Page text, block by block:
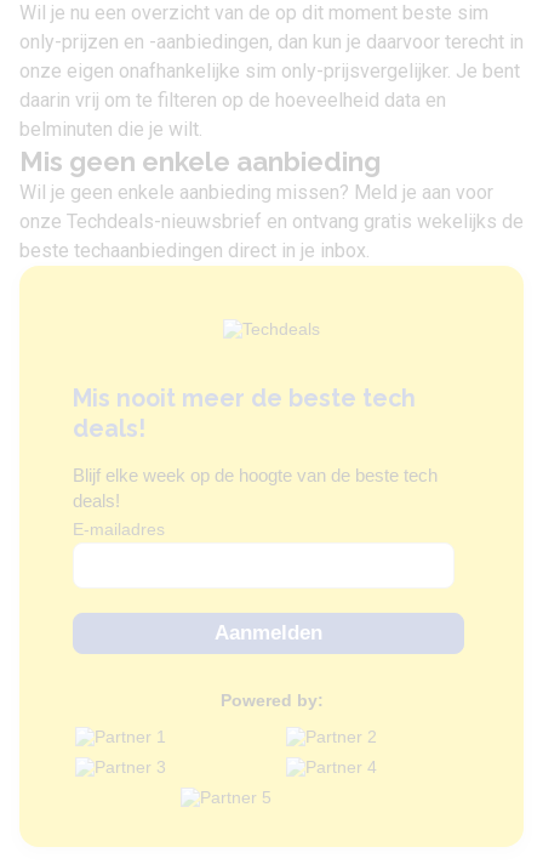
Wil je nu een overzicht van de op dit moment beste sim
only-prijzen en -aanbiedingen, dan kun je daarvoor terecht in
onze eigen onafhankelijke sim only-prijsvergelijker. Je bent
daarin vrij om te filteren op de hoeveelheid data en
belminuten die je wilt.
Mis geen enkele aanbieding
Wil je geen enkele aanbieding missen? Meld je aan voor
onze Techdeals-nieuwsbrief en ontvang gratis wekelijks de
beste techaanbiedingen direct in je inbox.
Mis nooit meer de beste tech
deals!
Blijf elke week op de hoogte van de beste tech
deals!
E-mailadres
Powered by: